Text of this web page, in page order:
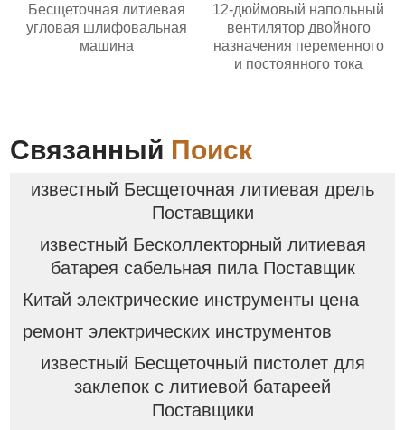
Бесщеточная литиевая
угловая шлифовальная
машина
12-дюймовый напольный
вентилятор двойного
назначения переменного
и постоянного тока
Связанный Поиск
известный Бесщеточная литиевая дрель
Поставщики
известный Бесколлекторный литиевая
батарея сабельная пила Поставщик
Китай электрические инструменты цена
ремонт электрических инструментов
известный Бесщеточный пистолет для
заклепок с литиевой батареей
Поставщики